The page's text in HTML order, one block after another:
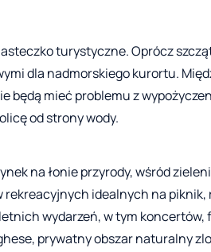
turystyczne. Oprócz
dla nadmorskiego kurortu.
będą mieć problemu z
od strony wody.
na łonie przyrody, wśród
idealnych na piknik,
wydarzeń, w tym koncertów,
prywatny obszar naturalny